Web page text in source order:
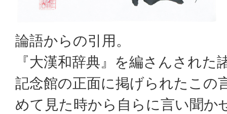
論語からの引用。
『大漢和辞典』を編さんされた
記念館の正面に掲げられたこの
めて見た時から自らに言い聞か